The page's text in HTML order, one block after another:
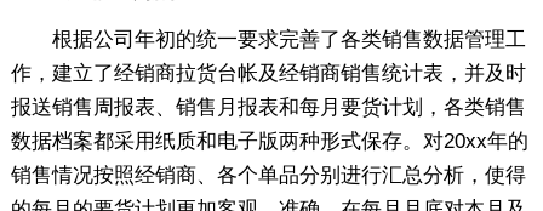
根据公司年初的统一要求完善了各类销售数据管理工
作，建立了经销商拉货台帐及经销商销售统计表，并及时
报送销售周报表、销售月报表和每月要货计划，各类销售
数据档案都采用纸质和电子版两种形式保存。对20xx年的
销售情况按照经销商、各个单品分别进行汇总分析，使得